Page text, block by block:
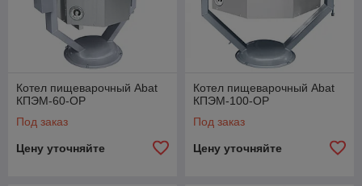
Котел пищеварочный Abat
КПЭМ-60-ОР
Под заказ
Цену уточняйте
Котел пищеварочный Abat
КПЭМ-100-ОР
Под заказ
Цену уточняйте